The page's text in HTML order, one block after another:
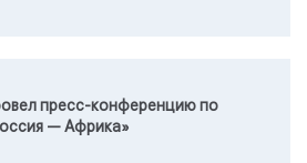
пресс-конференцию по
— Африка»